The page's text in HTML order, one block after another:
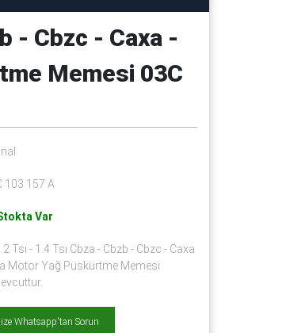
- Cbzc - Caxa -
Memesi 03C
103 157 A
Var
Tsı - 1.4 Tsı Cbza - Cbzb - Cbzc - Caxa
Motor Yağ Püskürtme Memesi
Whatsapp'tan Sorun